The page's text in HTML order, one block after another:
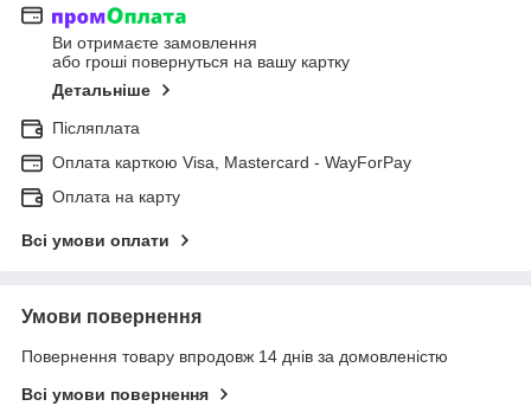
Ви отримаєте замовлення
або гроші повернуться на вашу картку
Детальніше
Післяплата
Оплата карткою Visa, Mastercard - WayForPay
Оплата на карту
Всі умови оплати
Умови повернення
Повернення товару впродовж 14 днів за домовленістю
Всі умови повернення